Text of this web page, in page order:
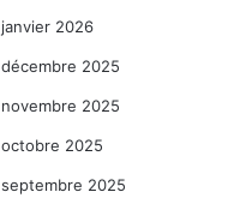
janvier 2026
décembre 2025
novembre 2025
octobre 2025
septembre 2025